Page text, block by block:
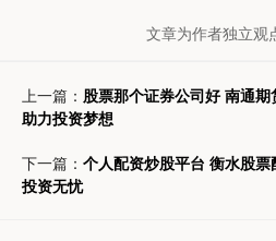
文章为作者独立观
上一篇： 股票那个证券公司好 南通
助力投资梦想
下一篇： 个人配资炒股平台 衡水股
投资无忧